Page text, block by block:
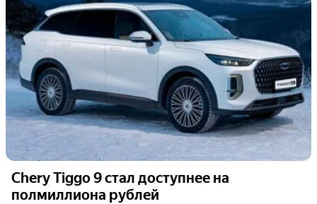
Chery Tiggo 9 стал доступнее на
полмиллиона рублей